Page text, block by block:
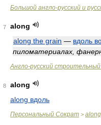
Большой англо-русский и
7
along
along the grain — вдоль
пиломатериалах,
Англо-русский строительный
8
along
along вдоль
Персональный Сократ > along